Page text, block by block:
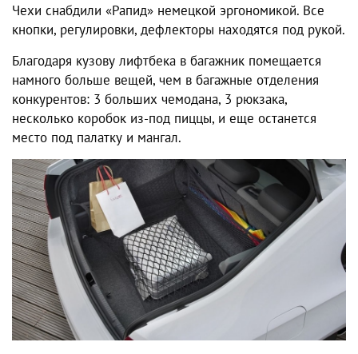
Чехи снабдили «Рапид» немецкой эргономикой. Все
кнопки, регулировки, дефлекторы находятся под рукой.
Благодаря кузову лифтбека в багажник помещается
намного больше вещей, чем в багажные отделения
конкурентов: 3 больших чемодана, 3 рюкзака,
несколько коробок из-под пиццы, и еще останется
место под палатку и мангал.